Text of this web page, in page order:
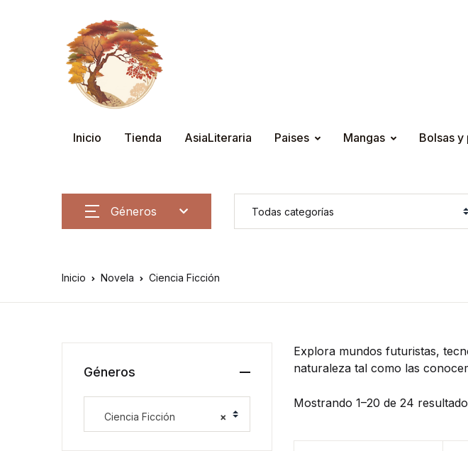
Inicio Tienda AsiaLiteraria Paises Mangas Bolsas y
Géneros
Inicio Novela Ciencia Ficción
Explora mundos futuristas,
naturaleza tal como las
Mostrando 1–20 de 24
Géneros
×
Ciencia Ficción